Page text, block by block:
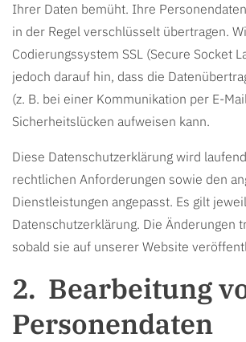
Ihrer Daten bemüht. Ihre
in der Regel verschlüsselt übertragen.
Codierungssystem SSL (Secure Socket
jedoch darauf hin, dass die
(z. B. bei einer Kommunikation per E-
Sicherheitslücken aufweisen kann.
Diese Datenschutzerklärung wird
rechtlichen Anforderungen sowie den
Dienstleistungen angepasst. Es gilt
Datenschutzerklärung. Die Änderungen
sobald sie auf unserer Website
Bearbeitung
Personendaten